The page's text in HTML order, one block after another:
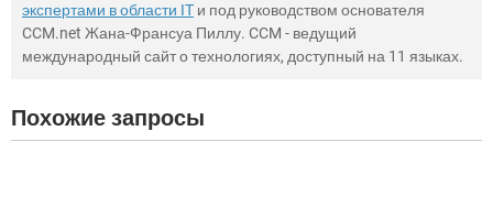
экспертами в области IT и под руководством основателя
CCM.net Жана-Франсуа Пиллу. CCM - ведущий
международный сайт о технологиях, доступный на 11 языках.
Похожие запросы